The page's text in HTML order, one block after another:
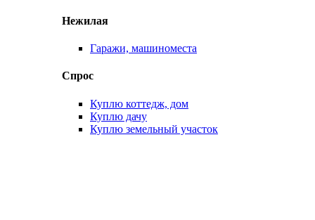
Нежилая
Гаражи, машиноместа
Спрос
Куплю коттедж, дом
Куплю дачу
Куплю земельный участок